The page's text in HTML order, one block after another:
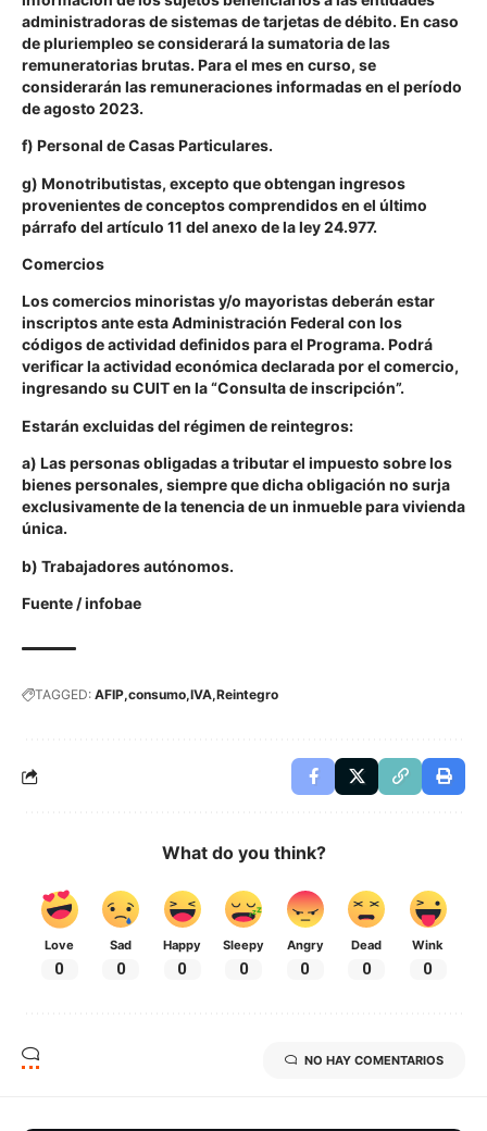
administradoras de sistemas de tarjetas de débito. En caso
de pluriempleo se considerará la sumatoria de las
remuneratorias brutas. Para el mes en curso, se
considerarán las remuneraciones informadas en el período
de agosto 2023.
f) Personal de Casas Particulares.
g) Monotributistas, excepto que obtengan ingresos
provenientes de conceptos comprendidos en el último
párrafo del artículo 11 del anexo de la ley 24.977.
Comercios
Los comercios minoristas y/o mayoristas deberán estar
inscriptos ante esta Administración Federal con los
códigos de actividad definidos para el Programa. Podrá
verificar la actividad económica declarada por el comercio,
ingresando su CUIT en la “Consulta de inscripción”.
Estarán excluidas del régimen de reintegros:
a) Las personas obligadas a tributar el impuesto sobre los
bienes personales, siempre que dicha obligación no surja
exclusivamente de la tenencia de un inmueble para vivienda
única.
b) Trabajadores autónomos.
Fuente /infobae
TAGGED: AFIP consumo IVA Reintegro
What do you think?
Love
0
Sad
0
Happy
0
Sleepy
0
Angry
0
Dead
0
Wink
0
NO HAY COMENTARIOS